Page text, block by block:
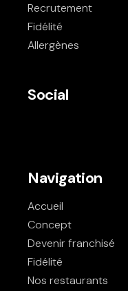
Recrutement
Fidélité
Allergènes
Social
Navigation
Accueil
Concept
Devenir franchisé
Fidélité
Nos restaurants